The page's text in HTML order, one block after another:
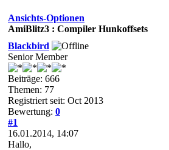
Ansichts-Optionen
AmiBlitz3 : Compiler Hunkoffsets
Blackbird
Senior Member
Beiträge: 666
Themen: 77
Registriert seit: Oct 2013
Bewertung: 0
#1
16.01.2014, 14:07
Hallo,